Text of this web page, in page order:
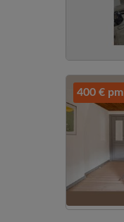
400 € pm